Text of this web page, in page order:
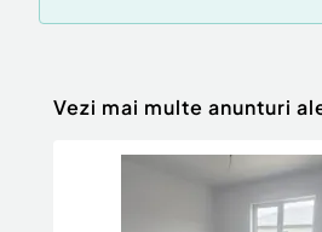
Număr Băi:1
Vezi mai multe anunturi